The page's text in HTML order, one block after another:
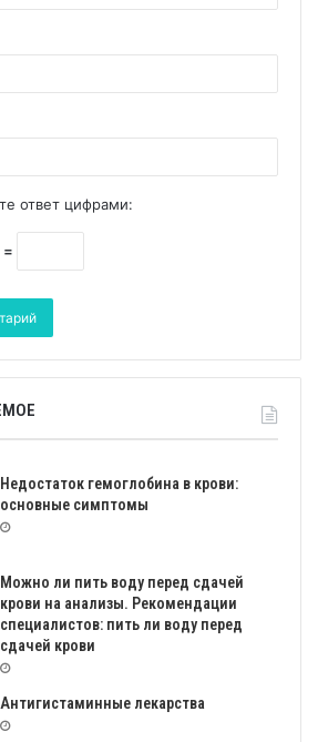
ответ цифрами:
=
Недостаток гемоглобина в крови:
основные симптомы
Можно ли пить воду перед сдачей
крови на анализы. Рекомендации
специалистов: пить ли воду перед
сдачей крови
Антигистаминные лекарства